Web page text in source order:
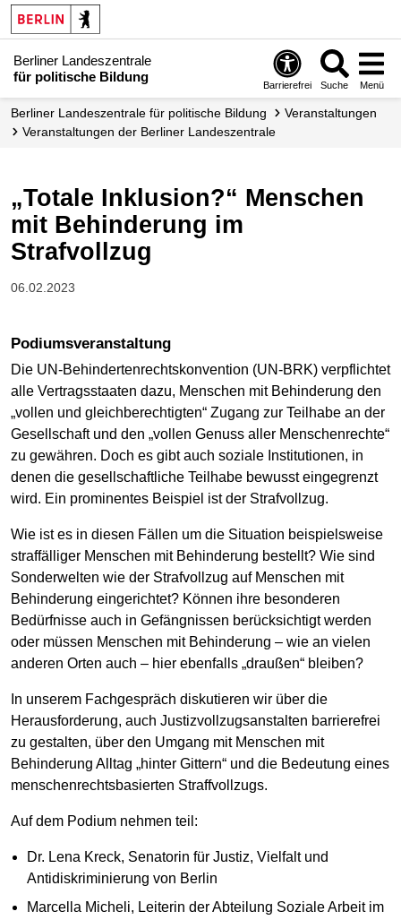
Berliner Landeszentrale
für politische Bildung
Barrierefrei Suche Menü
Berliner Landeszentrale für politische Bildung
Veranstaltungen
Veranstaltungen der Berliner Landes­zentrale
„Totale Inklusion?“ Menschen
mit Behinderung im
Strafvollzug
06.02.2023
Podiumsveranstaltung
Die UN-Behindertenrechtskonvention (UN-BRK) verpflichtet
alle Vertragsstaaten dazu, Menschen mit Behinderung den
„vollen und gleichberechtigten“ Zugang zur Teilhabe an der
Gesellschaft und den „vollen Genuss aller Menschenrechte“
zu gewähren. Doch es gibt auch soziale Institutionen, in
denen die gesellschaftliche Teilhabe bewusst eingegrenzt
wird. Ein prominentes Beispiel ist der Strafvollzug.
Wie ist es in diesen Fällen um die Situation beispielsweise
straffälliger Menschen mit Behinderung bestellt? Wie sind
Sonderwelten wie der Strafvollzug auf Menschen mit
Behinderung eingerichtet? Können ihre besonderen
Bedürfnisse auch in Gefängnissen berücksichtigt werden
oder müssen Menschen mit Behinderung – wie an vielen
anderen Orten auch – hier ebenfalls „draußen“ bleiben?
In unserem Fachgespräch diskutieren wir über die
Herausforderung, auch Justizvollzugsanstalten barrierefrei
zu gestalten, über den Umgang mit Menschen mit
Behinderung Alltag „hinter Gittern“ und die Bedeutung eines
menschenrechtsbasierten Straffvollzugs.
Auf dem Podium nehmen teil:
Dr. Lena Kreck, Senatorin für Justiz, Vielfalt und
Antidiskriminierung von Berlin
Marcella Micheli, Leiterin der Abteilung Soziale Arbeit im